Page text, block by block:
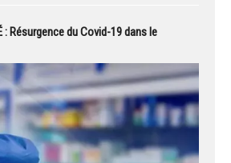
: Résurgence du Covid-19 dans le